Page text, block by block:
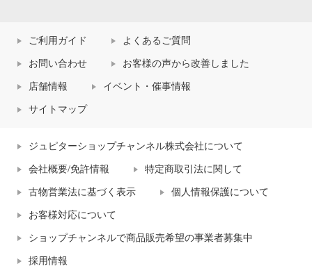
ご利用ガイド よくあるご質問
お問い合わせ お客様の声から改善しました
店舗情報 イベント・催事情報
サイトマップ
ジュピターショップチャンネル株式会社について
会社概要/免許情報 特定商取引法に関して
古物営業法に基づく表示 個人情報保護について
お客様対応について
ショップチャンネルで商品販売希望の事業者募集中
採用情報